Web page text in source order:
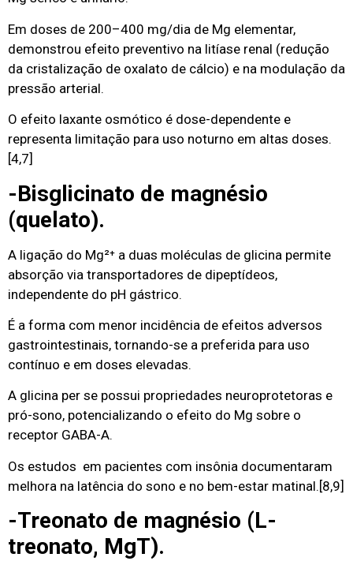
Em doses de 200–400 mg/dia de Mg elementar,
demonstrou efeito preventivo na litíase renal (redução
da cristalização de oxalato de cálcio) e na modulação da
pressão arterial.
O efeito laxante osmótico é dose-dependente e
representa limitação para uso noturno em altas doses.
[4,7]
-Bisglicinato de magnésio
(quelato).
A ligação do Mg²⁺ a duas moléculas de glicina permite
absorção via transportadores de dipeptídeos,
independente do pH gástrico.
É a forma com menor incidência de efeitos adversos
gastrointestinais, tornando-se a preferida para uso
contínuo e em doses elevadas.
A glicina per se possui propriedades neuroprotetoras e
pró-sono, potencializando o efeito do Mg sobre o
receptor GABA-A.
Os estudos em pacientes com insônia documentaram
melhora na latência do sono e no bem-estar matinal. [8,9]
-Treonato de magnésio (L-
treonato, MgT).